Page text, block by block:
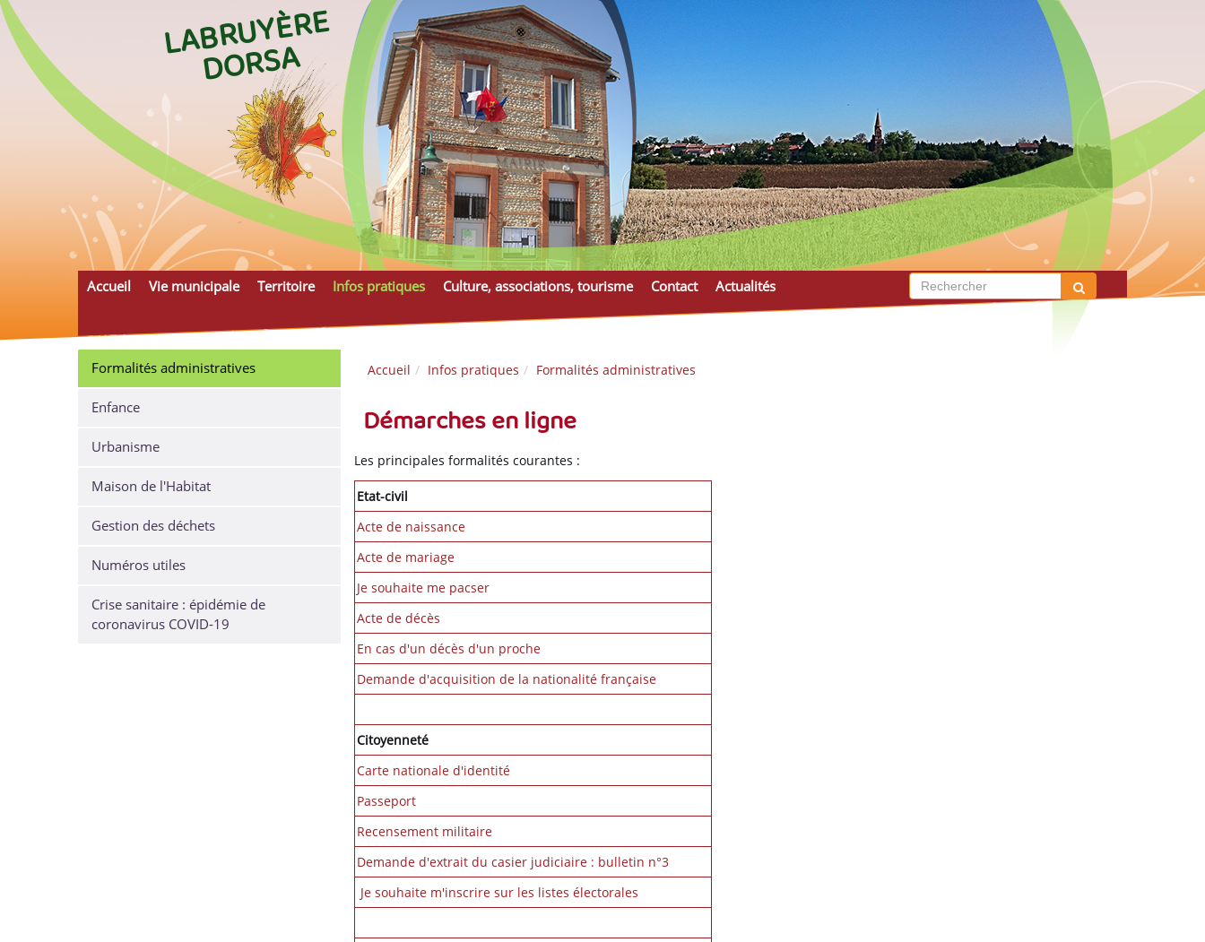
L
A
B
R
U
Y
È
R
E
D
O
R
S
A
Accueil Vie municipale Territoire Infos pratiques Culture, associations, tourisme Contact Actualités
Accueil Infos pratiques Formalités administratives
Démarches en ligne
Les principales formalités courantes :
Etat-civil
Acte de naissance
Acte de mariage
Je souhaite me pacser
Acte de décès
En cas d'un décès d'un proche
Demande d'acquisition de la nationalité française
Citoyenneté
Carte nationale d'identité
Passeport
Recensement militaire
Demande d'extrait du casier judiciaire : bulletin n°3
Je souhaite m'inscrire sur les listes électorales
Formalités administratives
Enfance
Urbanisme
Maison de l'Habitat
Gestion des déchets
Numéros utiles
Crise sanitaire : épidémie de
coronavirus COVID-19